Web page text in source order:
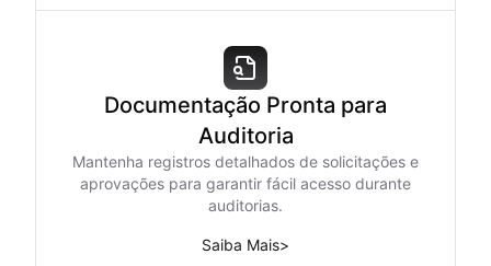
Documentação Pronta para
Auditoria
Mantenha registros detalhados de solicitações e
aprovações para garantir fácil acesso durante
auditorias.
Saiba Mais>